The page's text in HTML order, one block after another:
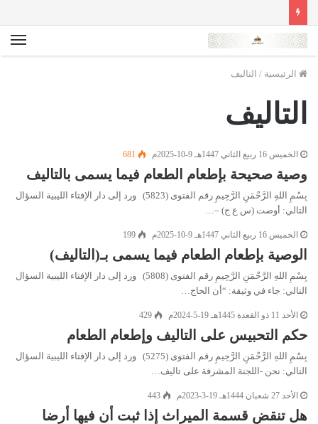
الرئيسية / التاليف
التاليف
الخميس 16 ربيع الثاني 1447هـ 9-10-2025م 681
وصية صحيحة بإطعام الطعام فيما يسمى بالتاليف
بِسْمِ اللهِ الرَّحْمَنِ الرَّحِيمِ رقم الفتوى (5823) ورد إلى دار الإفتاء الليبية السؤال
التالي: أوصت (س ع ج) –…
الخميس 16 ربيع الثاني 1447هـ 9-10-2025م 199
الوصية بإطعام الطعام فيما يسمى بـ(التاليف)
بِسْمِ اللهِ الرَّحْمَنِ الرَّحِيمِ رقم الفتوى (5808) ورد إلى دار الإفتاء الليبية السؤال
التالي: جاء في وثيقة: “أن الحاج…
الأحد 11 ذو القعدة 1445هـ 19-5-2024م 429
حكم التحبيس على التاليف وإطعام الطعام
بِسْمِ اللهِ الرَّحْمَنِ الرَّحِيمِ رقم الفتوى (5275) ورد إلى دار الإفتاء الليبية السؤال
التالي: نحن -اللجنة المشرفة على تاليف…
الأحد 27 شعبان 1444هـ 19-3-2023م 443
هل تنقض قسمة الميراث إذا ثبت أن فيها أرضا